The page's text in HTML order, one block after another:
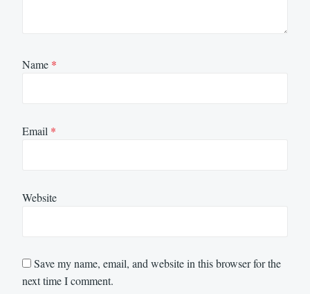
Name *
Email *
Website
Save my name, email, and website in this browser for the
next time I comment.